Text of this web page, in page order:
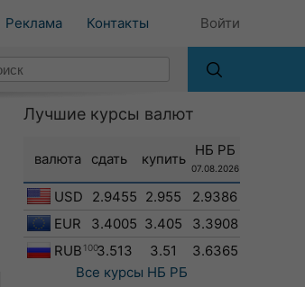
Реклама Контакты Войти
Лучшие курсы валют
валюта сдать купить
НБ РБ
07.08.2026
USD 2.9455 2.955
2.9386
EUR
3.4005 3.405
3.3908
RUB 1003.513 3.51
3.6365
Все курсы НБ РБ